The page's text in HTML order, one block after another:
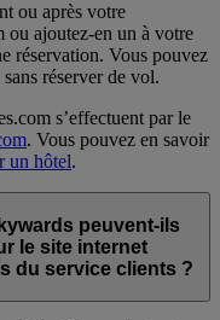
ou après votre
ou ajoutez-en un à votre
réservation. Vous pouvez
réserver de vol.
s’effectuent par le
. Vous pouvez en savoir
un hôtel.
peuvent-ils
le site internet
du service clients ?